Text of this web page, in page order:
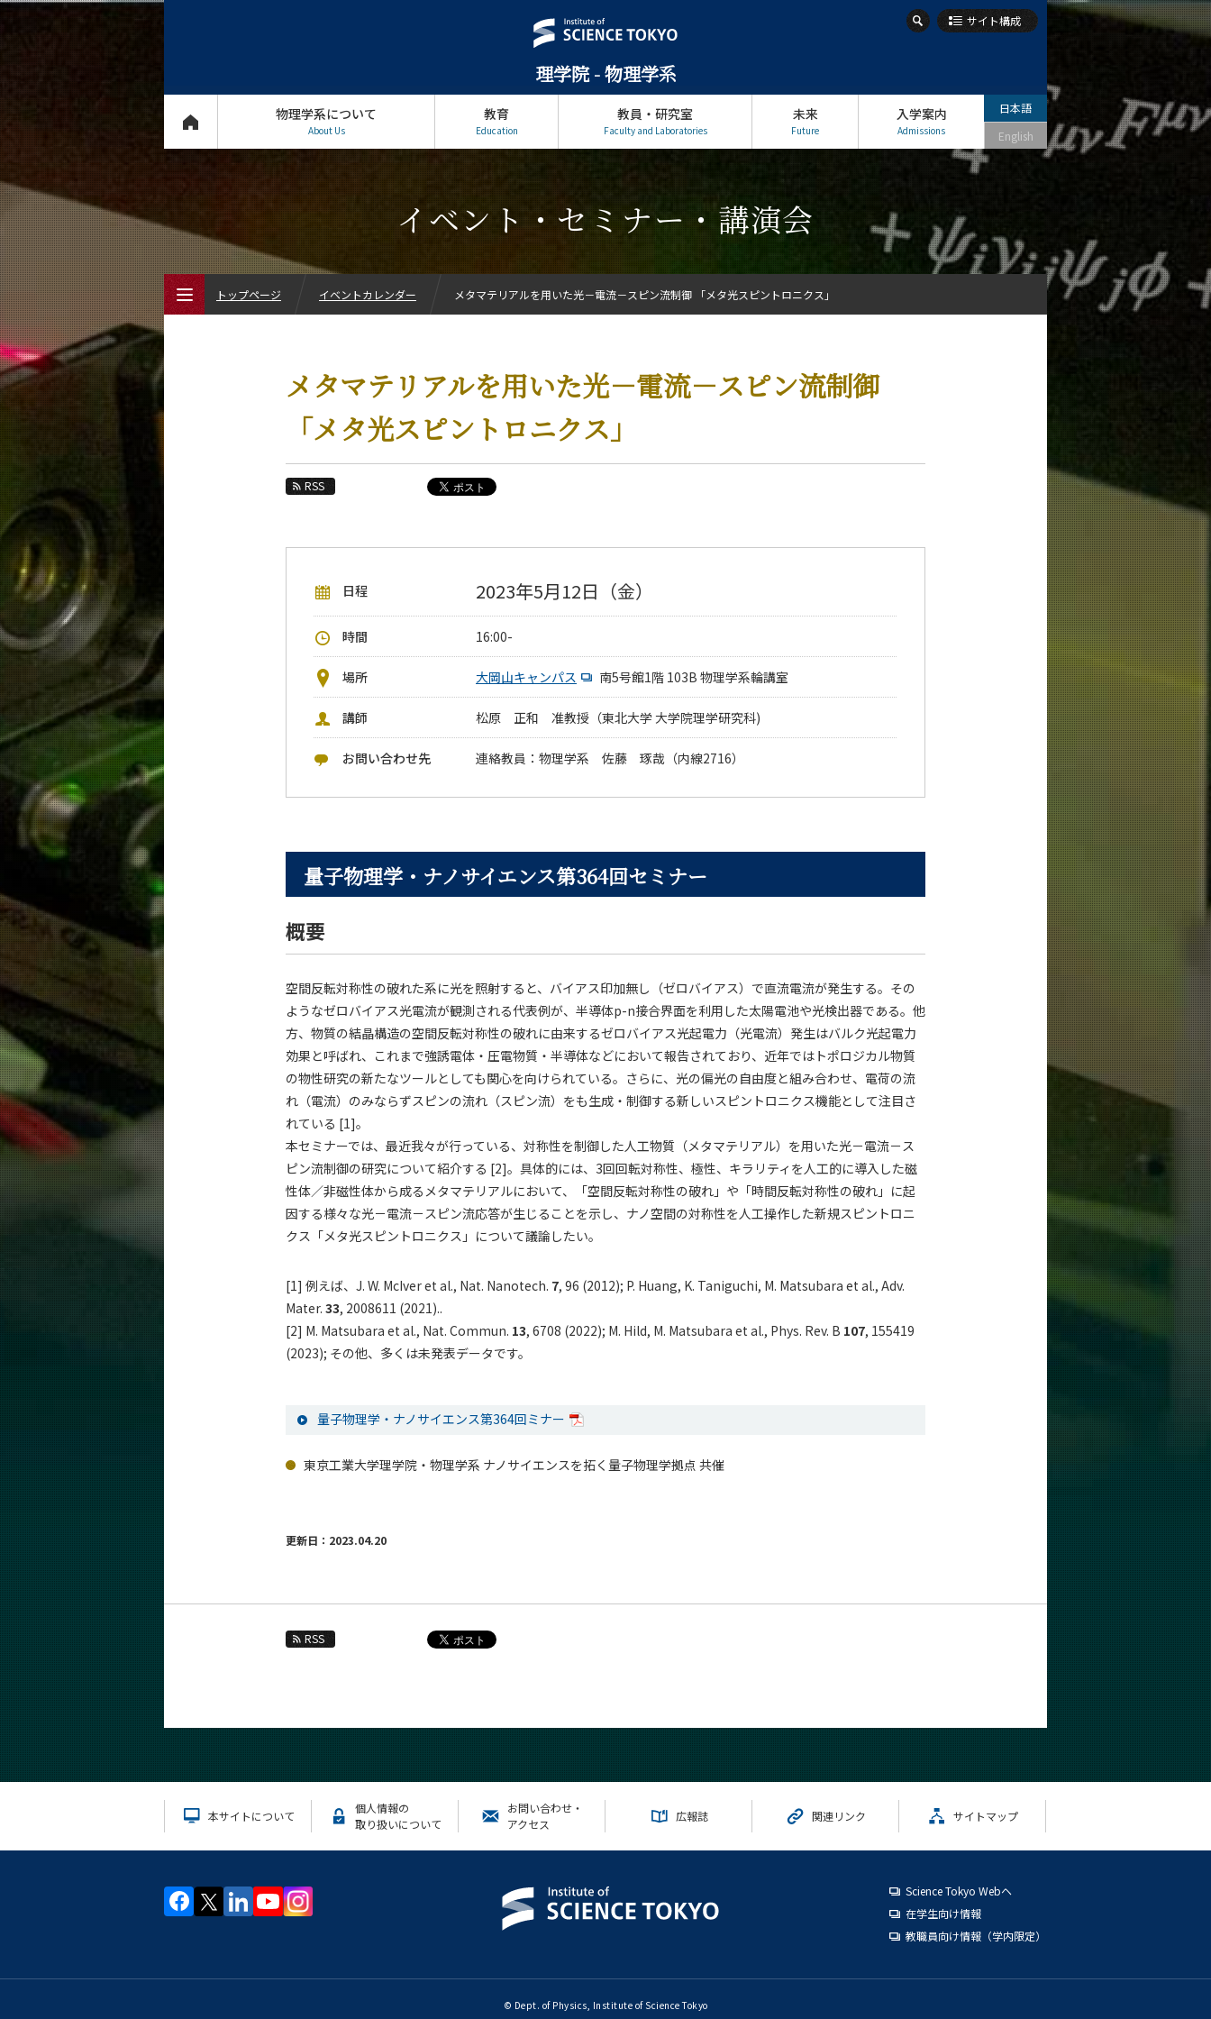
理学院 - 物理学系
サイト構成
物理学系について
About Us
教育
Education
教員・研究室
Faculty and Laboratories
未来
Future
入学案内
Admissions
日本語
English
イベント・セミナー・講演会
メタマテリアルを用いた光－電流－スピン流制御
「メタ光スピントロニクス」
RSS
日程 2023年5月12日（金）
時間 16:00-
場所 大岡山キャンパス 南5号館1階 103B 物理学系輪講室
講師 松原 正和 准教授（東北大学 大学院理学研究科)
お問い合わせ先 連絡教員：物理学系 佐藤 琢哉（内線2716）
量子物理学・ナノサイエンス第364回セミナー
概要
空間反転対称性の破れた系に光を照射すると、バイアス印加無し（ゼロバイアス）で直流電流が発生する。その
ようなゼロバイアス光電流が観測される代表例が、半導体p-n接合界面を利用した太陽電池や光検出器である。他
方、物質の結晶構造の空間反転対称性の破れに由来するゼロバイアス光起電力（光電流）発生はバルク光起電力
効果と呼ばれ、これまで強誘電体・圧電物質・半導体などにおいて報告されており、近年ではトポロジカル物質
の物性研究の新たなツールとしても関心を向けられている。さらに、光の偏光の自由度と組み合わせ、電荷の流
れ（電流）のみならずスピンの流れ（スピン流）をも生成・制御する新しいスピントロニクス機能として注目さ
れている [1]。
本セミナーでは、最近我々が行っている、対称性を制御した人工物質（メタマテリアル）を用いた光－電流－ス
ピン流制御の研究について紹介する [2]。具体的には、3回回転対称性、極性、キラリティを人工的に導入した磁
性体／非磁性体から成るメタマテリアルにおいて、「空間反転対称性の破れ」や「時間反転対称性の破れ」に起
因する様々な光－電流－スピン流応答が生じることを示し、ナノ空間の対称性を人工操作した新規スピントロニ
クス「メタ光スピントロニクス」について議論したい。
[1] 例えば、J. W. McIver et al., Nat. Nanotech. 7, 96 (2012); P. Huang, K. Taniguchi, M. Matsubara et al., Adv.
Mater. 33, 2008611 (2021)..
[2] M. Matsubara et al., Nat. Commun. 13, 6708 (2022); M. Hild, M. Matsubara et al., Phys. Rev. B 107, 155419
(2023); その他、多くは未発表データです。
量子物理学・ナノサイエンス第364回ミナー
東京工業大学理学院・物理学系 ナノサイエンスを拓く量子物理学拠点 共催
更新日：2023.04.20
RSS
本サイトについて
個人情報の
取り扱いについて
お問い合わせ・
アクセス
広報誌 関連リンク サイトマップ
Science Tokyo Webヘ
在学生向け情報
教職員向け情報（学内限定）
© Dept. of Physics, Institute of Science Tokyo
トップページ イベントカレンダー メタマテリアルを用いた光－電流－スピン流制御 「メタ光スピントロニクス」
今後の課程別イベント